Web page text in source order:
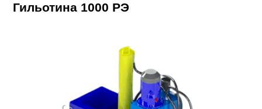
Гильотина 1000 РЭ